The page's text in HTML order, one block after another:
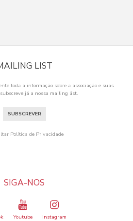
LIST
toda a informação sobre a associação e suas
já a nossa mailing list.
SUBSCREVER
Política de Privacidade
SIGA-NOS
Youtube Instagram